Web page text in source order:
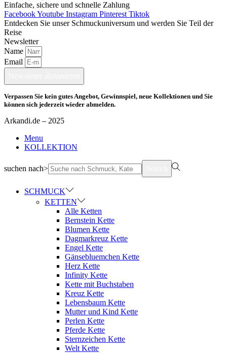
Einfache, sichere und schnelle Zahlung
FacebookYoutube Instagram Pinterest Tiktok
Entdecken Sie unser Schmuckuniversum und werden Sie Teil der
Reise
Newsletter
Name
Email
Verpassen Sie kein gutes Angebot, Gewinnspiel, neue Kollektionen und Sie
können sich jederzeit wieder abmelden.
Arkandi.de – 2025
Menu
KOLLEKTION
suchen nach>
SCHMUCK
KETTEN
Alle Ketten
Bernstein Kette
Blumen Kette
Dagmarkreuz Kette
Engel Kette
Gänsebluemchen Kette
Herz Kette
Infinity Kette
Kette mit Buchstaben
Kreuz Kette
Lebensbaum Kette
Mutter und Kind Kette
Perlen Kette
Pferde Kette
Sternzeichen Kette
Welt Kette